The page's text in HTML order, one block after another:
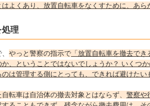
よくあり、放置自転車をなくすために、あら
理
やっと警察の指示で 「放置自転車を撤去で
、ということではないでしょうか？ いくつ
は管理する側にとっても、できれば避けたい
転車は自治体の撤去対象とはならず、 警察や